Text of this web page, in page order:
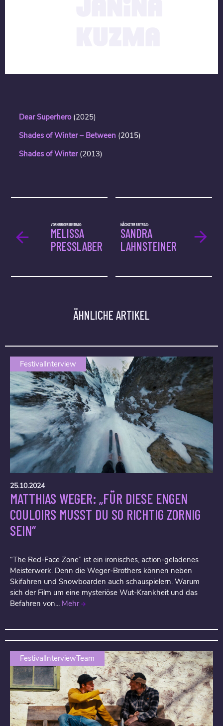
Dear Superhero(2025)
Shades of Winter – Between (2015)
Shades of Winter(2013)
NÄCHSTER BEITRAG:
SANDRA
LAHNSTEINER
VORHERIGER BEITRAG:
MELISSA
PRESSLABER
ÄHNLICHE ARTIKEL
FestivalInterview
25.10.2024
MATTHIAS WEGER: „FÜR DIESE ENGEN
COULOIRS MUSST DU SO RICHTIG ZORNIG
SEIN“
“The Red-Face Zone” ist ein ironisches, action-geladenes
Meisterwerk. Denn die Weger-Brothers können neben
Skifahren und Snowboarden auch schauspielern. Warum
sich der Film um eine mysteriöse Wut-Krankheit und das
Befahren von... Mehr
FestivalInterviewTeam